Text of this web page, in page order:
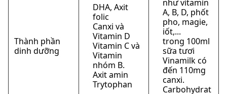
Thành phần
dinh dưỡng
DHA, Axit
folic
Canxi và
Vitamin D
Vitamin C và
Vitamin
nhóm B.
Axit amin
Trytophan
như vitamin
A, B, D, phốt
pho, magie,
iốt,...
trong 100ml
sữa tươi
Vinamilk có
đến 110mg
canxi.
Carbohydrat